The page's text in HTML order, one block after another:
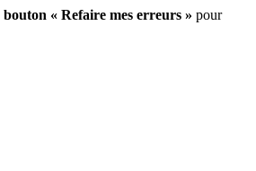
bouton « Refaire mes erreurs » pour